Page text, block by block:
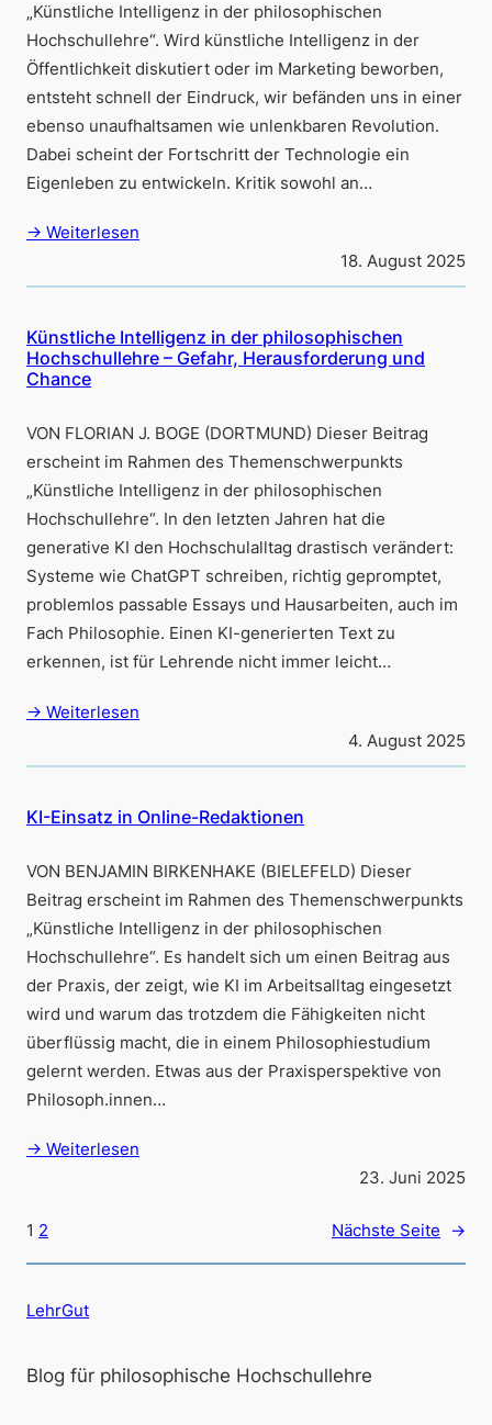
„Künstliche Intelligenz in der philosophischen
Hochschullehre“. Wird künstliche Intelligenz in der
Öffentlichkeit diskutiert oder im Marketing beworben,
entsteht schnell der Eindruck, wir befänden uns in einer
ebenso unaufhaltsamen wie unlenkbaren Revolution.
Dabei scheint der Fortschritt der Technologie ein
Eigenleben zu entwickeln. Kritik sowohl an…
→ Weiterlesen
18. August 2025
Künstliche Intelligenz in der philosophischen
Hochschullehre – Gefahr, Herausforderung und
Chance
VON FLORIAN J. BOGE (DORTMUND) Dieser Beitrag
erscheint im Rahmen des Themenschwerpunkts
„Künstliche Intelligenz in der philosophischen
Hochschullehre“. In den letzten Jahren hat die
generative KI den Hochschulalltag drastisch verändert:
Systeme wie ChatGPT schreiben, richtig gepromptet,
problemlos passable Essays und Hausarbeiten, auch im
Fach Philosophie. Einen KI-generierten Text zu
erkennen, ist für Lehrende nicht immer leicht…
→ Weiterlesen
4. August 2025
KI-Einsatz in Online-Redaktionen
VON BENJAMIN BIRKENHAKE (BIELEFELD) Dieser
Beitrag erscheint im Rahmen des Themenschwerpunkts
„Künstliche Intelligenz in der philosophischen
Hochschullehre“. Es handelt sich um einen Beitrag aus
der Praxis, der zeigt, wie KI im Arbeitsalltag eingesetzt
wird und warum das trotzdem die Fähigkeiten nicht
überflüssig macht, die in einem Philosophiestudium
gelernt werden. Etwas aus der Praxisperspektive von
Philosoph.innen…
→ Weiterlesen
23. Juni 2025
1 2 Nächste Seite →
LehrGut
Blog für philosophische Hochschullehre